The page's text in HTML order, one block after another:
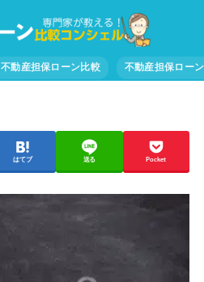
不動産担保ローン比較 不動産担保ロー
はてブ 送る Pocket